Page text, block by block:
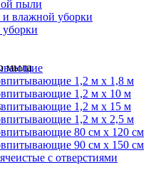
пыли
влажной уборки
1,2 м х 1,8 м
1,2 м х 10 м
1,2 м х 15 м
1,2 м х 2,5 м
80 см х 120 см
90 см х 150 см
с отверстиями
мыла